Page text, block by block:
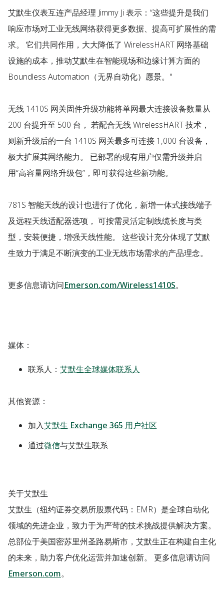
艾默生仪表互连产品经理 Jimmy Ji 表示：“这些提升是我们
响应市场对工业无线网络获得更多数据、提高可扩展性的需
求。 它们共同作用，大大降低了 WirelessHART 网络基础
设施的成本，推动艾默生在智能现场和边缘计算方面的
Boundless Automation（无界自动化）愿景。"
无线 1410S 网关固件升级功能将单网最大连接设备数量从
200 台提升至 500 台， 若配合无线 WirelessHART 技术，
则新升级后的一台 1410S 网关最多可连接 1,000 台设备，
极大扩展其网络能力。 已部署的现有用户仅需升级并启
用“高容量网络升级包”，即可获得这些新功能。
781S 智能天线的设计也进行了优化，新增一体式接线端子
及远程天线适配器选项， 可按需灵活定制线缆长度与类
型，安装便捷，增强天线性能。 这些设计充分体现了艾默
生致力于满足不断演变的工业无线市场需求的产品理念。
更多信息请访问Emerson.com/Wireless1410S。
媒体 ：
联系人： 艾默生全球媒体联系人
其他资源：
加入艾默生 Exchange 365 用户社区
通过微信与艾默生联系
关于艾默生
艾默生（纽约证券交易所股票代码：EMR）是全球自动化
领域的先进企业，致力于为严苛的技术挑战提供解决方案。
总部位于美国密苏里州圣路易斯市，艾默生正在构建自主化
的未来，助力客户优化运营并加速创新。 更多信息请访问
Emerson.com。